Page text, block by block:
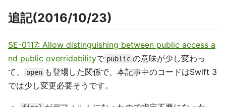
追記(2016/10/23)
SE-0117: Allow distinguishing between public access a
nd public overridabilityで public の意味が少し変わっ
て、
open も登場した関係で、本記事中のコードはSwift 3
では少し変更必要そうです。